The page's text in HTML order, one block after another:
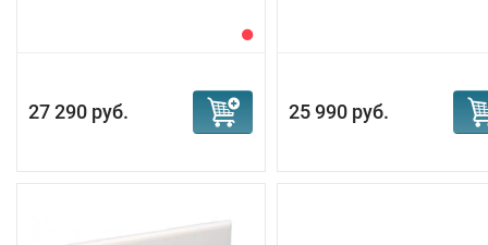
27 290 руб. 25 990 руб.